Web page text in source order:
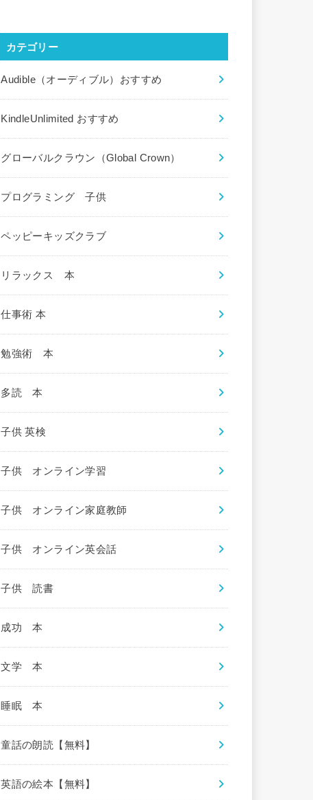
カテゴリー
Audible（オーディブル）おすすめ
KindleUnlimited おすすめ
グローバルクラウン（Global Crown）
プログラミング 子供
ペッピーキッズクラブ
リラックス 本
仕事術 本
勉強術 本
多読 本
子供 英検
子供 オンライン学習
子供 オンライン家庭教師
子供 オンライン英会話
子供 読書
成功 本
文学 本
睡眠 本
童話の朗読【無料】
英語の絵本【無料】